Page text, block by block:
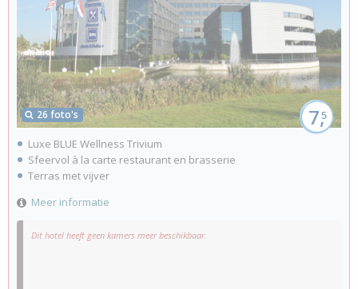
Dit hotel heeft geen kamers meer beschikbaar.
26 foto's 7,5
Luxe BLUE Wellness Trivium
Sfeervol à la carte restaurant en brasserie
Terras met vijver
Meer informatie